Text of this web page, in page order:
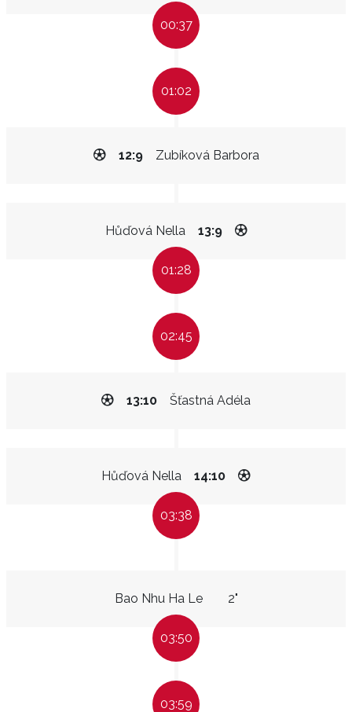
00:37
01:02
Zubíková Barbora
12:9
Hůďová Nella 13:9
01:28
02:45
Šťastná Adéla
13:10
Hůďová Nella 14:10
03:38
Bao Nhu Ha Le 2"
03:50
03:59